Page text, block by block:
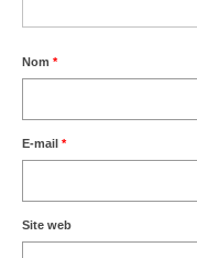
Nom *
E-mail *
Site web